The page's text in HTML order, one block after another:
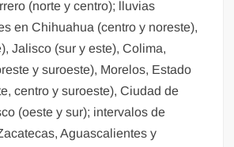
(norte y centro); lluvias
en Chihuahua (centro y noreste),
Jalisco (sur y este), Colima,
y suroeste), Morelos, Estado
centro y suroeste), Ciudad de
(oeste y sur); intervalos de
Aguascalientes y